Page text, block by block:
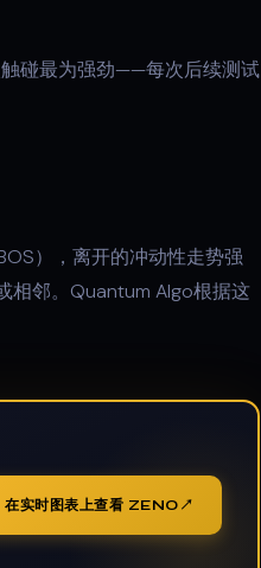
碰最为强劲——每次后续测试
），离开的冲动性走势强
相邻。Quantum Algo根据这
在实时图表上查看 ZENO